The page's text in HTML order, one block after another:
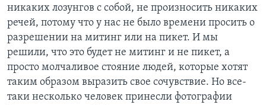
никаких лозунгов с собой, не произносить никаких
речей, потому что у нас не было времени просить о
разрешении на митинг или на пикет. И мы
решили, что это будет не митинг и не пикет, а
просто молчаливое стояние людей, которые хотят
таким образом выразить свое сочувствие. Но все-
таки несколько человек принесли фотографии